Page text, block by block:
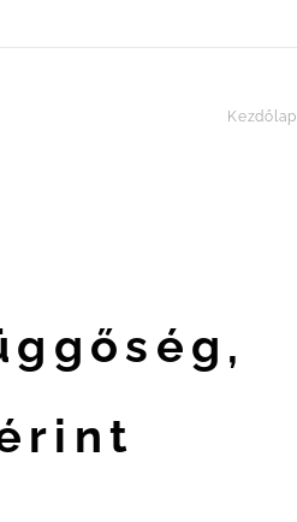
Kezdőlap